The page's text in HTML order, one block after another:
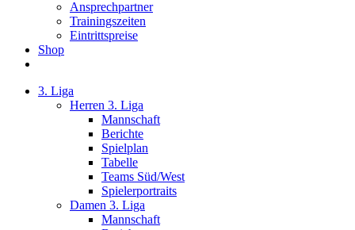
Ansprechpartner
Trainingszeiten
Eintrittspreise
Shop
3. Liga
Herren 3. Liga
Mannschaft
Berichte
Spielplan
Tabelle
Teams Süd/West
Spielerportraits
Damen 3. Liga
Mannschaft